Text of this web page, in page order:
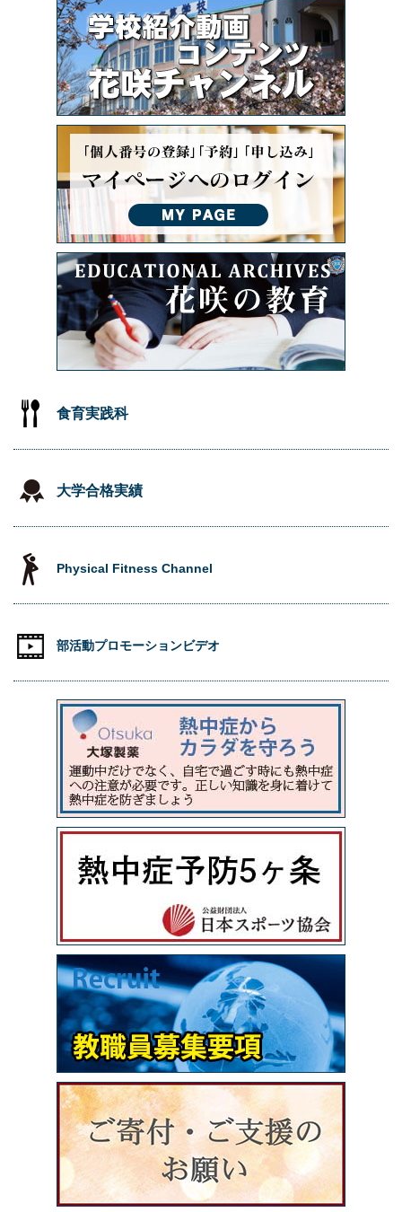
食育実践科
大学合格実績
Physical Fitness Channel
部活動プロモーションビデオ